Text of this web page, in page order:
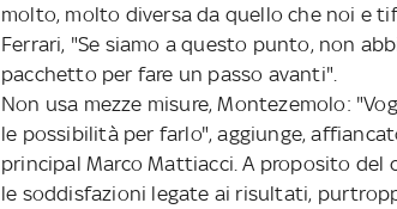
molto, molto diversa da quello che noi e
Ferrari, "Se siamo a questo punto, non
pacchetto per fare un passo avanti".
Non usa mezze misure, Montezemolo:
le possibilità per farlo", aggiunge,
principal Marco Mattiacci. A proposito del
le soddisfazioni legate ai risultati,